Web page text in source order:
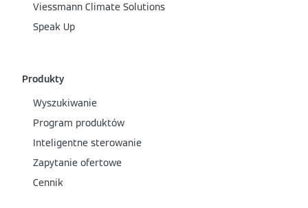
Viessmann Climate Solutions
Speak Up
Produkty
Wyszukiwanie
Program produktów
Inteligentne sterowanie
Zapytanie ofertowe
Cennik